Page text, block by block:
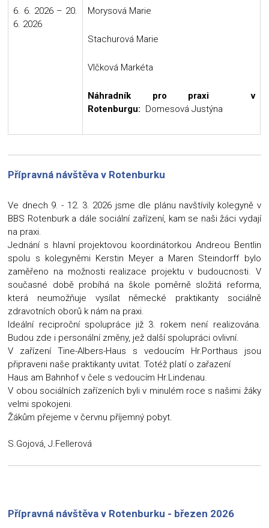
6. 6. 2026 – 20.
6. 2026
Morysová Marie
Stachurová Marie
Vlčková Markéta
Náhradník pro praxi v
Rotenburgu: Domesová Justýna
Přípravná návštěva v Rotenburku
Ve dnech 9. - 12. 3. 2026 jsme dle plánu navštívily kolegyně v
BBS Rotenburk a dále sociální zařízení, kam se naši žáci vydají
na praxi.
Jednání s hlavní projektovou koordinátorkou Andreou Bentlin
spolu s kolegyněmi Kerstin Meyer a Maren Steindorff bylo
zaměřeno na možnosti realizace projektu v budoucnosti. V
současné době probíhá na škole poměrně složitá reforma,
která neumožňuje vysílat německé praktikanty sociálně
zdravotních oborů k nám na praxi.
Ideální reciproční spolupráce již 3. rokem není realizována.
Budou zde i personální změny, jež další spolupráci ovlivní.
V zařízení Tine-Albers-Haus s vedoucím Hr.Porthaus jsou
připraveni naše praktikanty uvitat. Totéž platí o zařazení
Haus am Bahnhof v čele s vedoucím Hr.Lindenau.
V obou sociálních zařízeních byli v minulém roce s našimi žáky
velmi spokojeni.
Žákům přejeme v červnu příjemný pobyt.
S.Gojová, J.Fellerová
Přípravná návštěva v Rotenburku - březen 2026